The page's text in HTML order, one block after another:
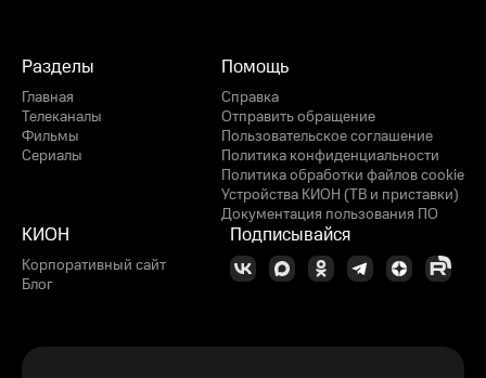
Разделы
Главная
Телеканалы
Фильмы
Сериалы
Помощь
Справка
Отправить обращение
Пользовательское соглашение
Политика конфиденциальности
Политика обработки файлов cookie
Устройства КИОН (ТВ и приставки)
Документация пользования ПО
КИОН
Корпоративный сайт
Блог
Подписывайся